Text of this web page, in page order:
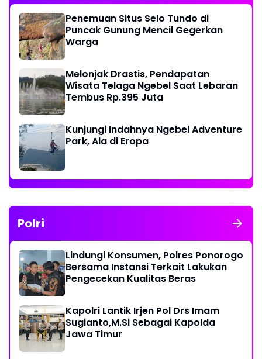
Penemuan Situs Selo Tundo di
Puncak Gunung Mencil Gegerkan
Warga
Melonjak Drastis, Pendapatan
Wisata Telaga Ngebel Saat Lebaran
Tembus Rp.395 Juta
Kunjungi Indahnya Ngebel Adventure
Park, Ala di Eropa
Polri
Lindungi Konsumen, Polres Ponorogo
Bersama Instansi Terkait Lakukan
Pengecekan Kualitas Beras
Kapolri Lantik Irjen Pol Drs Imam
Sugianto,M.Si Sebagai Kapolda
Jawa Timur